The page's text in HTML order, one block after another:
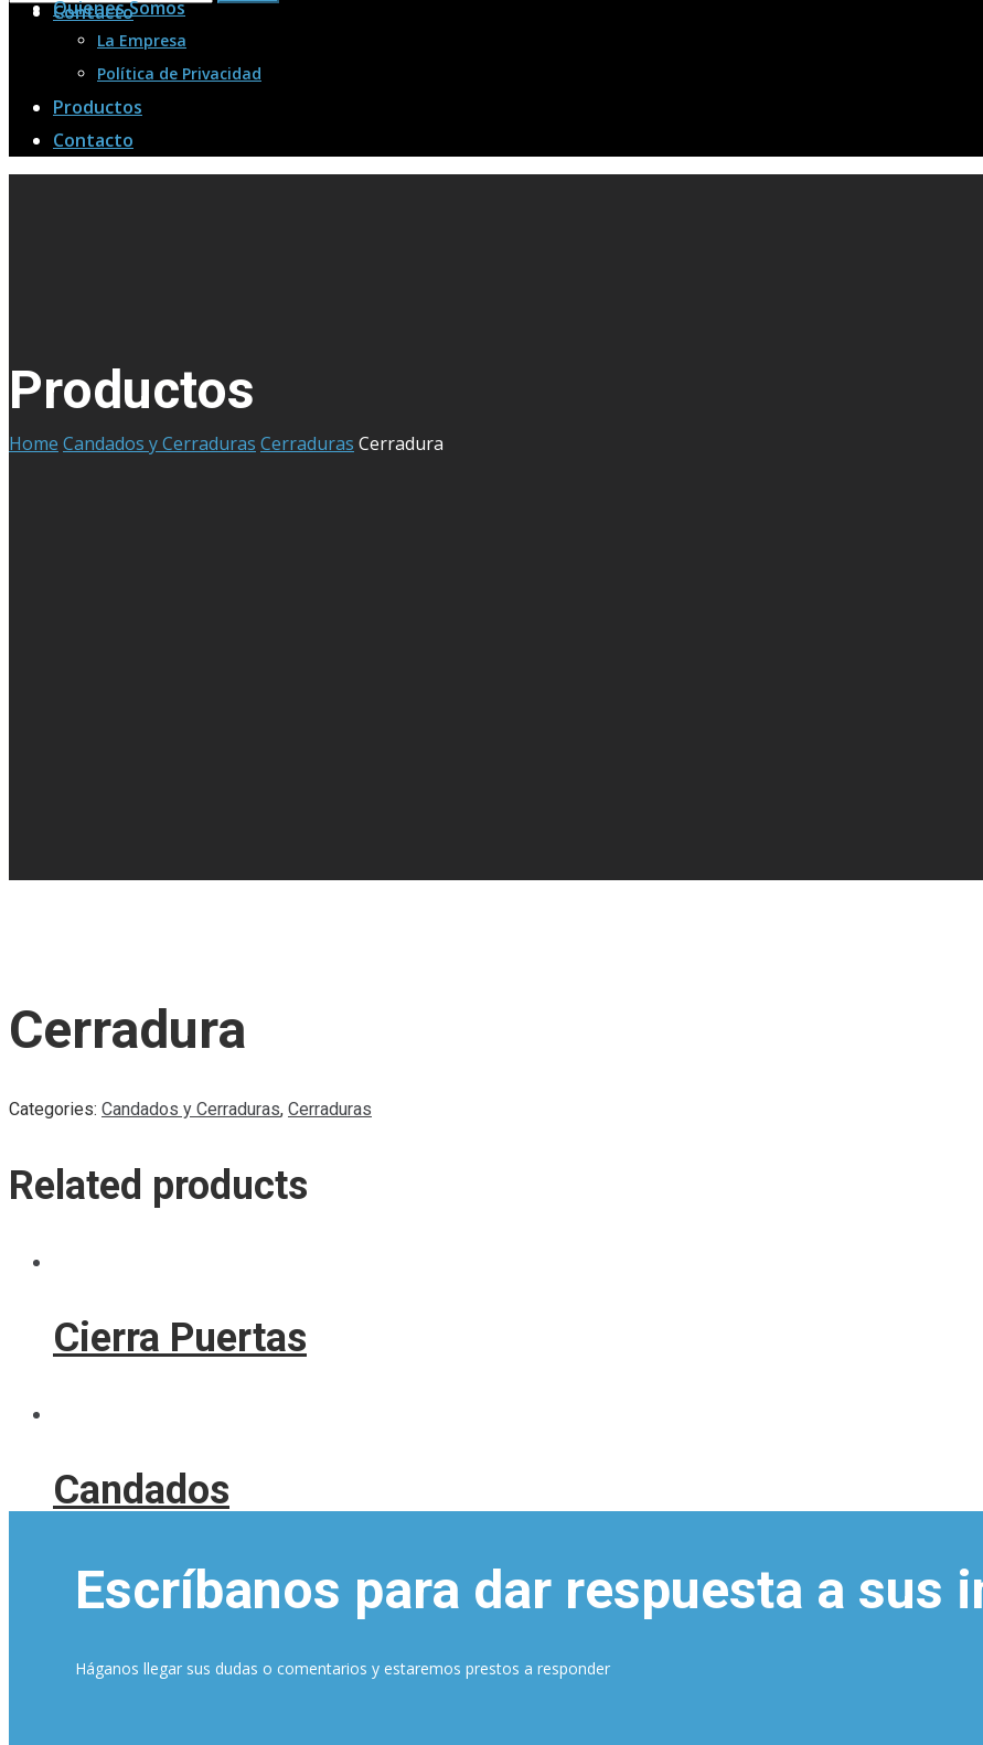
Contacto
Quienes Somos
La Empresa
Política de Privacidad
Productos
Contacto
Productos
Home Candados y Cerraduras Cerraduras Cerradura
Cerradura
Categories: Candados y Cerraduras, Cerraduras
Related products
Cierra Puertas
Candados
Escríbanos para dar respuesta a sus
Háganos llegar sus dudas o comentarios y estaremos prestos a responder